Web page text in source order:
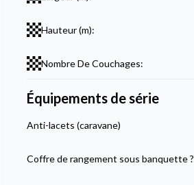
Hauteur (m):
Nombre De Couchages:
Équipements de série
Anti-lacets (caravane)
Coffre de rangement sous banquette ?